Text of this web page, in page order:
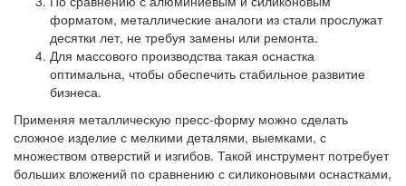
форматом, металлические аналоги из стали прослужат
десятки лет, не требуя замены или ремонта.
Для массового производства такая оснастка
оптимальна, чтобы обеспечить стабильное развитие
бизнеса.
Применяя металлическую пресс-форму можно сделать
сложное изделие с мелкими деталями, выемками, с
множеством отверстий и изгибов. Такой инструмент потребует
больших вложений по сравнению с силиконовыми оснастками,